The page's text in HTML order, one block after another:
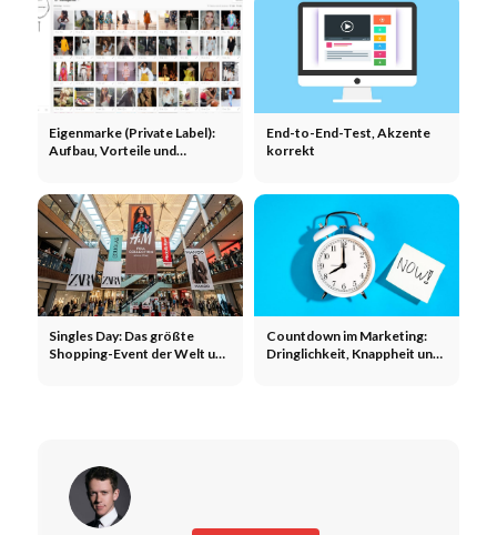
Eigenmarke (Private Label):
Aufbau, Vorteile und
End-to-End-Test, Akzente
korrekt
Singles Day: Das größte
Shopping-Event der Welt und
Countdown im Marketing:
Dringlichkeit, Knappheit und